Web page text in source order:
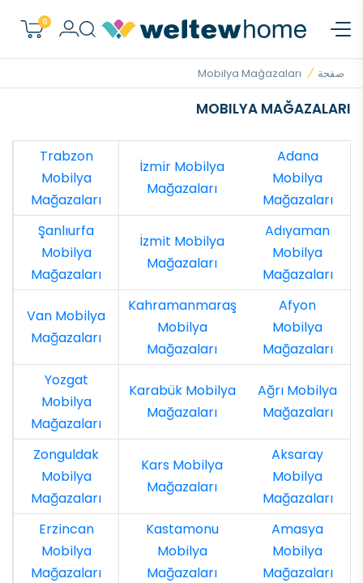
0
صفحة Mobilya Mağazaları
MOBILYA MAĞAZALARI
Adana
Mobilya
Mağazaları
İzmir Mobilya
Mağazaları
Trabzon
Mobilya
Mağazaları
Adıyaman
Mobilya
Mağazaları
İzmit Mobilya
Mağazaları
Şanlıurfa
Mobilya
Mağazaları
Afyon
Mobilya
Mağazaları
Kahramanmaraş
Mobilya
Mağazaları
Van Mobilya
Mağazaları
Ağrı Mobilya
Mağazaları
Karabük Mobilya
Mağazaları
Yozgat
Mobilya
Mağazaları
Aksaray
Mobilya
Mağazaları
Kars Mobilya
Mağazaları
Zonguldak
Mobilya
Mağazaları
Amasya
Mobilya
Mağazaları
Kastamonu
Mobilya
Mağazaları
Erzincan
Mobilya
Mağazaları